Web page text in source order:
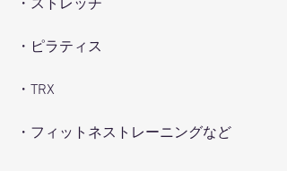
・ストレッチ
・ピラティス
・TRX
・フィットネストレーニングなど